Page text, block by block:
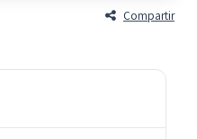
Compartir